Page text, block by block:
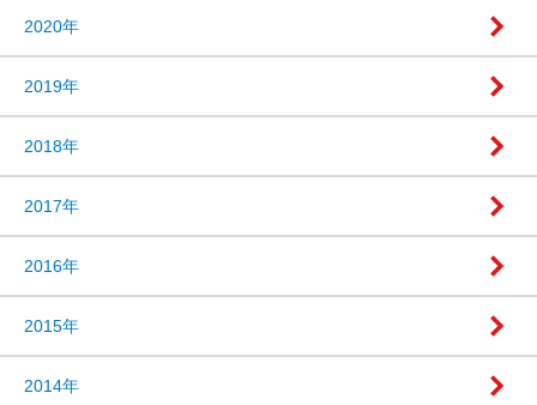
2020年
2019年
2018年
2017年
2016年
2015年
2014年